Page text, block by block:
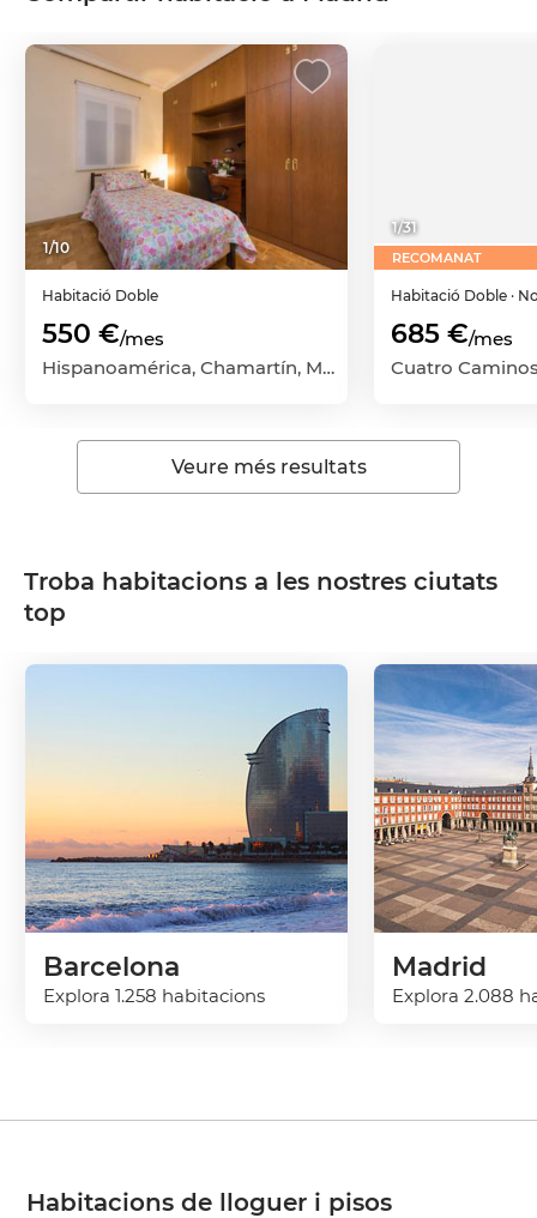
1/10
Habitació Doble
550 €/mes
Hispanoamérica, Chamartín, Madrid Capital, Madrid
1/31
RECOMANAT
Habitació Doble ·
685 €/mes
Veure més resultats
Troba habitacions a les nostres ciutats
top
Barcelona
Explora 1.258 habitacions
Madrid
Explora 2.088
Habitacions de lloguer i pisos